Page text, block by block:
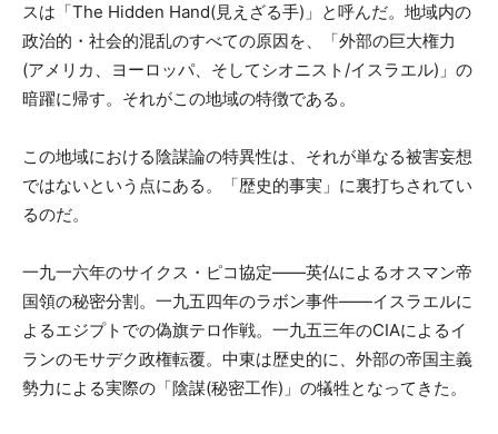
スは「The Hidden Hand(見えざる手)」と呼んだ。地域内の
政治的・社会的混乱のすべての原因を、「外部の巨大権力
(アメリカ、ヨーロッパ、そしてシオニスト/イスラエル)」の
暗躍に帰す。それがこの地域の特徴である。
この地域における陰謀論の特異性は、それが単なる被害妄想
ではないという点にある。「歴史的事実」に裏打ちされてい
るのだ。
一九一六年のサイクス・ピコ協定——英仏によるオスマン帝
国領の秘密分割。一九五四年のラボン事件——イスラエルに
よるエジプトでの偽旗テロ作戦。一九五三年のCIAによるイ
ランのモサデク政権転覆。中東は歴史的に、外部の帝国主義
勢力による実際の「陰謀(秘密工作)」の犠牲となってきた。